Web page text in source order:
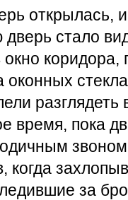
открылась,
стало
окно
время, пока
когда
за